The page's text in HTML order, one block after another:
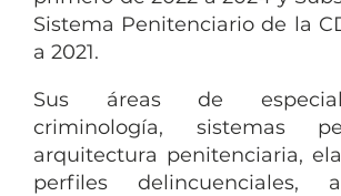
Sistema Penitenciario de la
a 2021.
Sus áreas de
criminología, sistemas
arquitectura penitenciaria,
perfiles delincuenciales,